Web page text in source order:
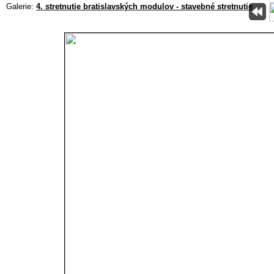
Galerie: 4. stretnutie bratislavských modulov - stavebné stretnutie